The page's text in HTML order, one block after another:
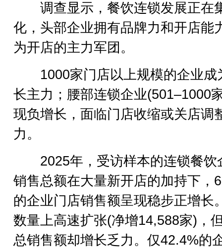
调查显示，餐饮连锁发展正在
化，头部企业拥有品牌力和开店能
为开店的主力军团。
1000家门店以上规模的企业成
长主力；腰部连锁企业(501–1000
现负增长，面临门店收缩或关店调
力。
2025年，受访样本的连锁餐饮
销售总额在大量新开店的加持下，
的企业门店销售额呈现稳步正增长
数量上高速扩张(净增14,588家)，
总销售额却增长乏力。仅42.4%的